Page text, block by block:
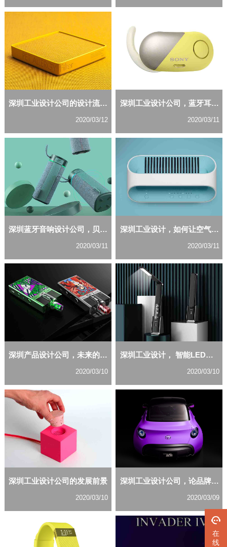
在
线
深圳工业设计公司的设计流程你了解多少？
2020/03/12
深圳工业设计公司，蓝牙耳机外观设计需要简约感
2020/03/11
深圳蓝牙音响设计公司，贝塞尔工业设计你值得关注
2020/03/11
深圳工业设计，如何让空气净化器外观设计更优美
2020/03/11
深圳产品设计公司，未来的设计趋势如何探讨？
2020/03/10
深圳工业设计， 智能LED台灯外观设计如何设计？
2020/03/10
深圳工业设计公司的发展前景
2020/03/10
深圳工业设计公司，论品牌设计对企业发展的重要性？
2020/03/09